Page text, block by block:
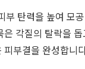
탄력을 높여 모
각질의 탈락을
부결을 완성합니